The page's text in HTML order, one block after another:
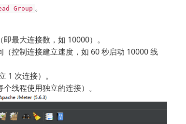
Group 。
即最大连接数，如 10000）。
（控制连接建立速度，如 60 秒启动 10000 线
1 次连接）。
个线程使用独立的连接）。